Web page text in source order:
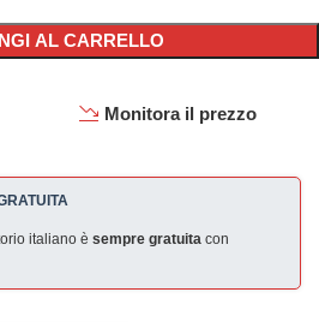
AL CARRELLO
Monitora il prezzo
italiano è sempre gratuita con